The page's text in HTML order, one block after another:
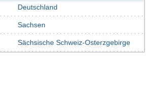
Deutschland
Sachsen
Sächsische Schweiz-Osterzgebirge